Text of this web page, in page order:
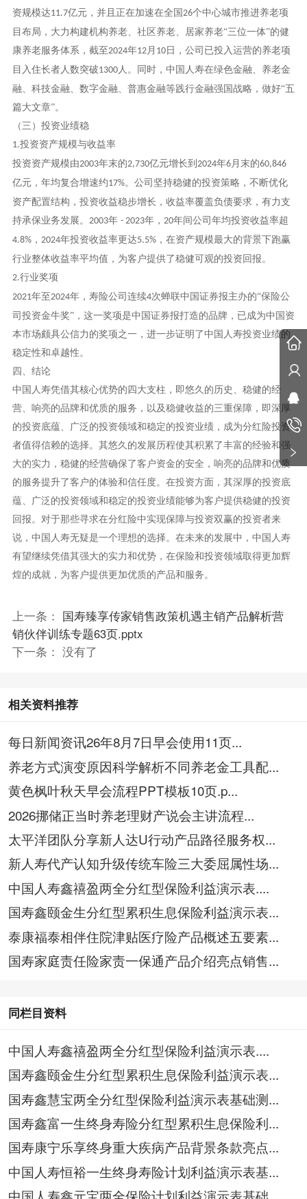
资规模达11.7亿元，并且正在加速在全国 26个中心城市推进养老项
目布局，大力构建机构养老、社区养老、居家养老“三位一体”的健
康养老服务体系，截至2024年12月 10日，公司已投入运营的养老项
目入住长者人数突破1300人。同时，中国人寿在绿色金融、养老金
融、科技金融、数字金融、普惠金融等践行金融强国战略，做好“五
篇大文章”。
（三）投资业绩稳
1.投资资产规模与收益率
投资资产规模由2003年末的2,730亿元增长到 2024年6月末的60,846
亿元，年均复合增速约17%。公司坚持稳健的投资策略，不断优化
资产配置结构，投资收益稳步增长，收益率覆盖负债要求，有力支
持承保业务发展。 2003年 - 2023年， 20年间公司年均投资收益率超
4.8%， 2024年投资收益率更达5.5%，在资产规模最大的背景下跑赢
行业整体收益率平均值，为客户提供了稳健可观的投资回报。
2.行业奖项
2021年至2024年，寿险公司连续4次蝉联中国证券报主办的“保险公
司投资金牛奖”，这一奖项是中国证券报打造的品牌，已成为中国资
本市场颇具公信力的奖项之一，进一步证明了中国人寿投资业绩的
稳定性和卓越性。
四、结论
中国人寿凭借其核心优势的四大支柱，即悠久的历史、稳健的经
营、响亮的品牌和优质的服务，以及稳健收益的三重保障，即深厚
的投资底蕴、广泛的投资领域和稳定的投资业绩，成为分红险投资
者值得信赖的选择。其悠久的发展历程使其积累了丰富的经验和强
大的实力，稳健的经营确保了客户资金的安全，响亮的品牌和优质
的服务提升了客户的体验和信任度。在投资方面，其深厚的投资底
蕴、广泛的投资领域和稳定的投资业绩能够为客户提供稳健的投资
回报。对于那些寻求在分红险中实现保障与投资双赢的投资者来
说，中国人寿无疑是一个理想的选择。在未来的发展中，中国人寿
有望继续凭借其强大的实力和优势，在保险和投资领域取得更加辉
煌的成就，为客户提供更加优质的产品和服务。
上一条： 国寿臻享传家销售政策机遇主销产品解析营
销伙伴训练专题63页.pptx
下一条： 没有了
相关资料推荐
每日新闻资讯26年8月7日早会使用11页...
养老方式演变原因科学解析不同养老金工具配...
黄色枫叶秋天早会流程PPT模板10页.p...
2026挪储正当时养老理财产说会主讲流程...
太平洋团队分享新人达U行动产品路径服务权...
新人寿代产认知升级传统车险三大委屈属性场...
中国人寿鑫禧盈两全分红型保险利益演示表....
国寿鑫颐金生分红型累积生息保险利益演示表...
泰康福泰相伴住院津贴医疗险产品概述五要素...
国寿家庭责任险家责一保通产品介绍亮点销售...
同栏目资料
中国人寿鑫禧盈两全分红型保险利益演示表....
国寿鑫颐金生分红型累积生息保险利益演示表...
国寿鑫慧宝两全分红型保险利益演示表基础测...
国寿鑫富一生终身寿险分红型累积生息保险利...
国寿康宁乐享终身重大疾病产品背景条款亮点...
中国人寿恒裕一生终身寿险计划利益演示表基...
中国人寿鑫元宝两全保险计划利益演示表基础...